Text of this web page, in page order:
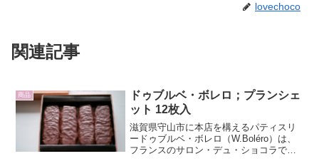
lovechoco
関連記事
商品
ドゥブルベ・ボレロ；プランシェ
ット 12枚入
滋賀県守山市に本店を構えるパティスリ
ードゥブルベ・ボレロ（W.Boléro）は、
フランスのサロン・デュ・ショコラで授